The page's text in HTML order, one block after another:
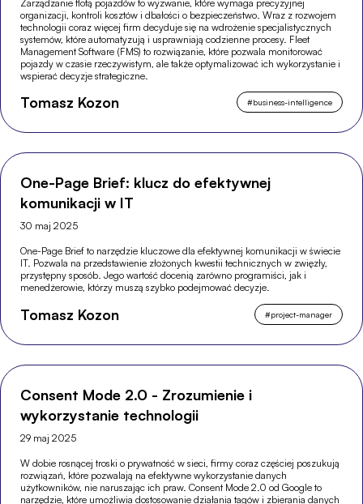
Zarządzanie flotą pojazdów to wyzwanie, które wymaga precyzyjnej
organizacji, kontroli kosztów i dbałości o bezpieczeństwo. Wraz z rozwojem
technologii coraz więcej firm decyduje się na wdrożenie specjalistycznych
systemów, które automatyzują i usprawniają codzienne procesy. Fleet
Management Software (FMS) to rozwiązanie, które pozwala monitorować
pojazdy w czasie rzeczywistym, ale także optymalizować ich wykorzystanie i
wspierać decyzje strategiczne.
Tomasz Kozon #business-intelligence
One-Page Brief: klucz do efektywnej
komunikacji w IT
30 maj 2025
One-Page Brief to narzędzie kluczowe dla efektywnej komunikacji w świecie
IT. Pozwala na przedstawienie złożonych kwestii technicznych w zwięzły,
przystępny sposób. Jego wartość docenią zarówno programiści, jak i
menedżerowie, którzy muszą szybko podejmować decyzje.
Tomasz Kozon #project-manager
Consent Mode 2.0 - Zrozumienie i
wykorzystanie technologii
29 maj 2025
W dobie rosnącej troski o prywatność w sieci, firmy coraz częściej poszukują
rozwiązań, które pozwalają na efektywne wykorzystanie danych
użytkowników, nie naruszając ich praw. Consent Mode 2.0 od Google to
narzędzie, które umożliwia dostosowanie działania tagów i zbierania danych